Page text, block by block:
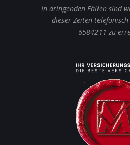
In dringenden Fällen sind
dieser Zeiten
6584211 zu